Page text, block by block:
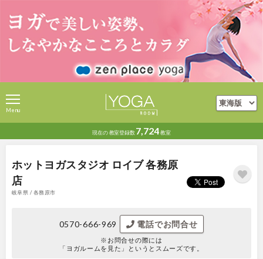
現在の教室登録数 7,724教室
Menu
ホットヨガスタジオ ロイブ 各務原
店
岐阜県 / 各務原市
0570-666-969 電話でお問合せ
※お問合せの際には
「ヨガルームを見た」というとスムーズです。